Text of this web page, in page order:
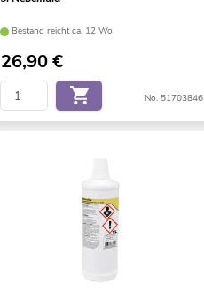
Bestand reicht ca. 12 Wo.
26,90€
No. 51703846